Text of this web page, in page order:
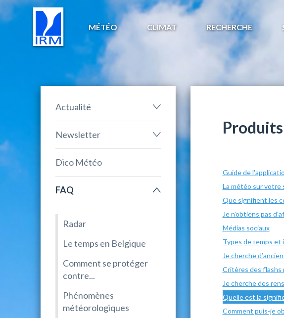
MÉTÉO CLIMAT RECHERCHE
Actualité
Newsletter
Dico Météo
FAQ
Radar
Le temps en Belgique
Comment se protéger
contre...
Phénomènes
météorologiques
Guide de
La météo sur
Que signifient les
Je n’obtiens pas
Médias sociaux
Types de temps et
Je cherche
Critères des flashs
Je cherche des
Quelle est la
Comment puis-je